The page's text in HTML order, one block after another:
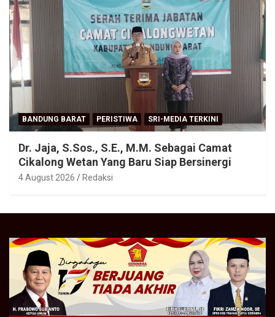
BANDUNG BARAT PERISTIWA SRI-MEDIA TERKINI
Dr. Jaja, S.Sos., S.E., M.M. Sebagai Camat
Cikalong Wetan Yang Baru Siap Bersinergi
4 August 2026 Redaksi